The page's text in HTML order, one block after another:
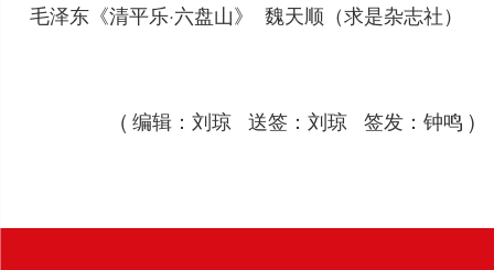
毛泽东《清平乐·六盘山》 魏天顺（求是杂志社）
( 编辑：刘琼 送签：刘琼 签发：钟鸣 )